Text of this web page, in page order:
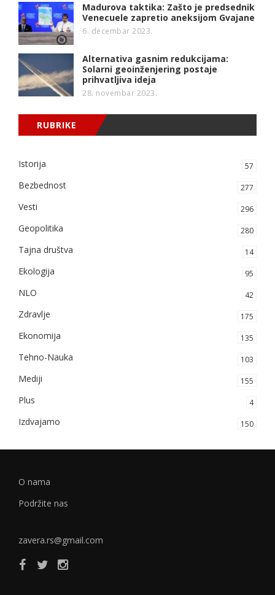
Madurova taktika: Zašto je predsednik
Venecuele zapretio aneksijom Gvajane
6. decembar 2023.
Alternativa gasnim redukcijama:
Solarni geoinženjering postaje
prihvatljiva ideja
28. novembar 2023.
RUBRIKE
Istorija 57
Bezbednost 277
Vesti 296
Geopolitika 280
Tajna društva 14
Ekologija 95
NLO 42
Zdravlje 175
Ekonomija 135
Tehno-Nauka 103
Mediji 155
Plus 4
Izdvajamo 150
O nama
Podržite nas
zavera.rs@gmail.com